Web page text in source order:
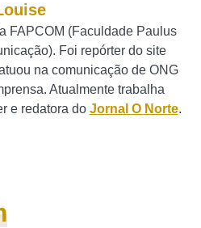
FAPCOM (Faculdade Paulus
Foi repórter do site
na comunicação de ONG
Atualmente trabalha
e redatora do Jornal O Norte.